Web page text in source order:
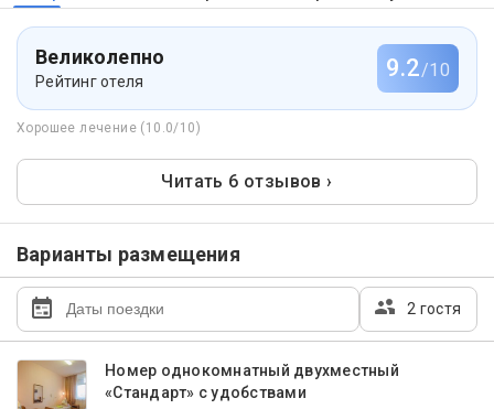
Великолепно
Рейтинг отеля 9.2/10
Хорошее лечение (10.0/10)
Читать 6 отзывов ›
Варианты размещения
2 гостя
Номер однокомнатный двухместный
«Стандарт» с удобствами